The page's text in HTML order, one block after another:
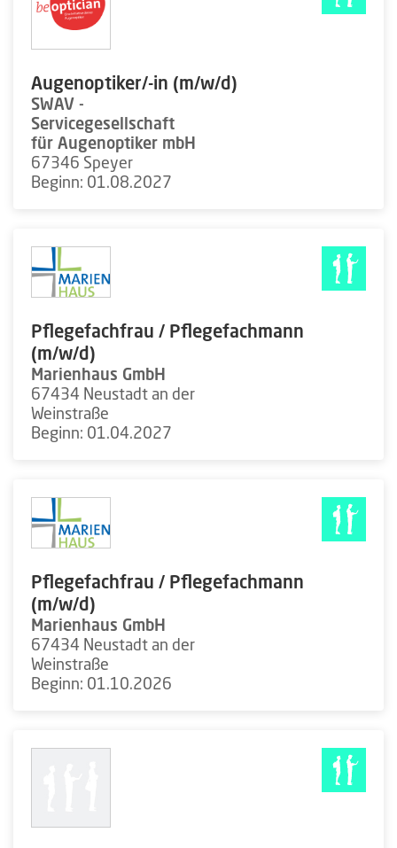
Augenoptiker/-in (m/w/d)
SWAV -
Servicegesellschaft
für Augenoptiker mbH
67346 Speyer
Beginn: 01.08.2027
Pflegefachfrau / Pflegefachmann
(m/w/d)
Marienhaus GmbH
67434 Neustadt an der
Weinstraße
Beginn: 01.04.2027
Pflegefachfrau / Pflegefachmann
(m/w/d)
Marienhaus GmbH
67434 Neustadt an der
Weinstraße
Beginn: 01.10.2026